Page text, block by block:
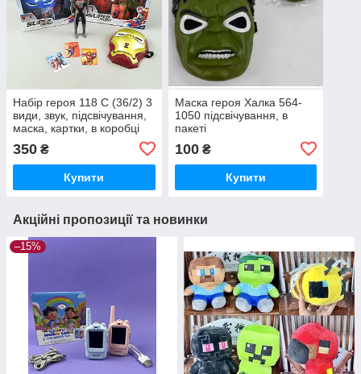
Набір героя 118 C (36/2) 3
види, звук, підсвічування,
маска, картки, в коробці
350 ₴
Купити
Маска героя Халка 564-
1050 підсвічування, в
пакеті
100₴
Купити
Акційні пропозиції та новинки
–15%